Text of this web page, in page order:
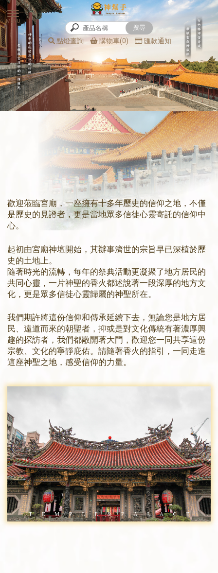
點燈查詢 購物車(0) 匯款通知
歡迎蒞臨宮廟，一座擁有十多年歷史的信仰之地，不僅
是歷史的見證者，更是當地眾多信徒心靈寄託的信仰中
心。
起初由宮廟神壇開始，其辦事濟世的宗旨早已深植於歷
史的土地上。
隨著時光的流轉，每年的祭典活動更凝聚了地方居民的
共同心靈，一片神聖的香火都述說著一段深厚的地方文
化，更是眾多信徒心靈歸屬的神聖所在。
我們期許將這份信仰和傳承延續下去，無論您是地方居
民、遠道而來的朝聖者，抑或是對文化傳統有著濃厚興
趣的探訪者，我們都敞開著大門，歡迎您一同共享這份
宗教、文化的寧靜庇佑。請隨著香火的指引，一同走進
這座神聖之地，感受信仰的力量。